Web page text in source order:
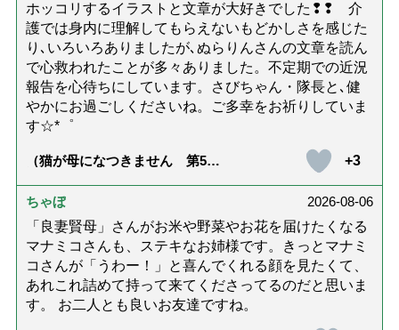
ホッコリするイラストと文章が大好きでした❢❢ 介
護では身内に理解してもらえないもどかしさを感じた
り､いろいろありましたが､ぬらりんさんの文章を読ん
で心救われたことが多々ありました。不定期での近況
報告を心待ちにしています。さびちゃん・隊長と､健
やかにお過ごしくださいね。ご多幸をお祈りしていま
す☆*゜
（猫が母になつきません 第500
+3
ちゃぼ
2026-08-06
「良妻賢母」さんがお米や野菜やお花を届けたくなる
マナミコさんも、ステキなお姉様です。きっとマナミ
コさんが「うわー！」と喜んでくれる顔を見たくて、
あれこれ詰めて持って来てくださってるのだと思いま
す。 お二人とも良いお友達ですね。